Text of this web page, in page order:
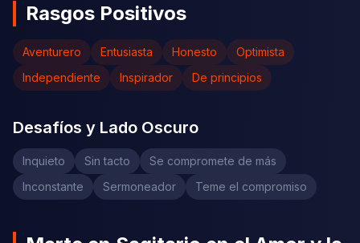
Rasgos Positivos
Aventurero Entusiasta Honesto
Optimista
Independiente
Inspirador De principios
Desafíos y Lado Oscuro
Inquieto Sin tacto
Se compromete de más
Inconstante
Sermoneador Teme el compromiso